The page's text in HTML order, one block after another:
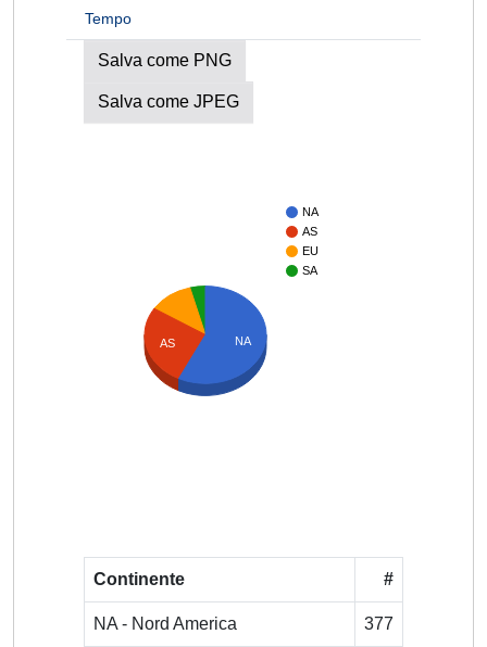
Tempo
Salva come PNG
Salva come JPEG
NA
AS
EU
SA
AS NA
Continente #
NA - Nord America 377